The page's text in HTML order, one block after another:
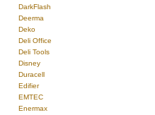
DarkFlash
Deerma
Deko
Deli Office
Deli Tools
Disney
Duracell
Edifier
EMTEC
Enermax